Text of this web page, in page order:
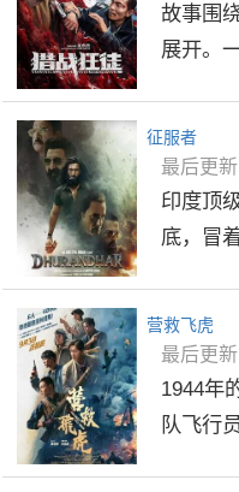
故事围
展开。
征服者
最后更
印度顶
底，冒
营救飞虎
最后更
1944年
队飞行